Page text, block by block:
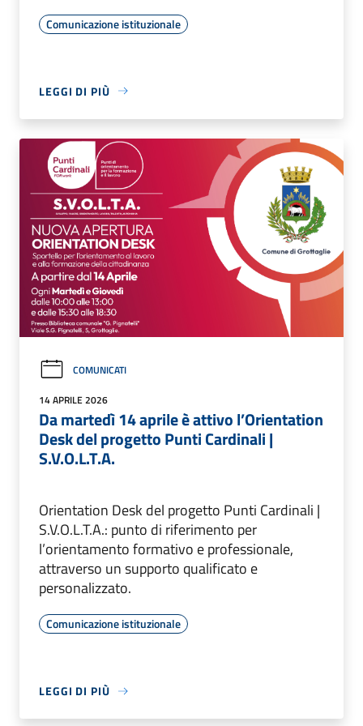
Comunicazione istituzionale
LEGGI DI PIÙ
COMUNICATI
14 APRILE 2026
Da martedì 14 aprile è attivo l’Orientation
Desk del progetto Punti Cardinali |
S.V.O.L.T.A.
Orientation Desk del progetto Punti Cardinali |
S.V.O.L.T.A.: punto di riferimento per
l’orientamento formativo e professionale,
attraverso un supporto qualificato e
personalizzato.
Comunicazione istituzionale
LEGGI DI PIÙ